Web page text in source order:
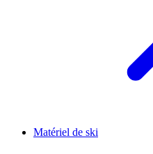
Matériel de ski